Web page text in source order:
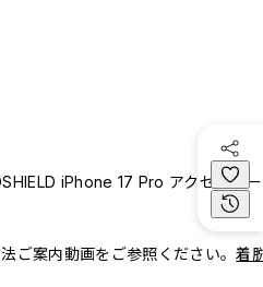
iPhone 17 Pro アクセサリー
ご案内動画をご参照ください。着